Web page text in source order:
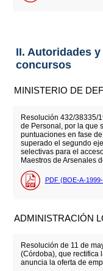
II. Autoridades
concursos
MINISTERIO DE
Resolución 432/38335/
de Personal, por la que
puntuaciones en fase
superado el segundo
selectivas para el
Maestros de Arsenales
PDF (BOE-A-
ADMINISTRACIÓN
Resolución de 11 de
(Córdoba), que rectifica
anuncia la oferta de